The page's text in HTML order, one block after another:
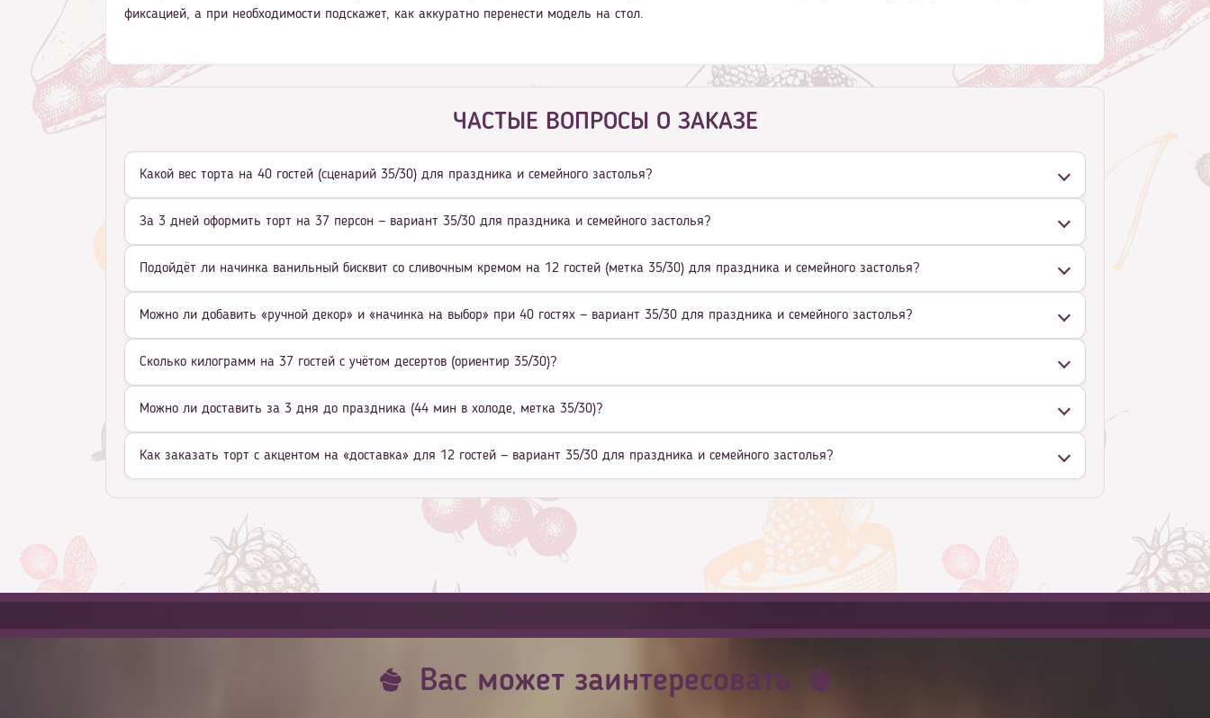
фиксацией, а при необходимости подскажет, как аккуратно перенести модель на стол.
ЧАСТЫЕ ВОПРОСЫ О ЗАКАЗЕ
Какой вес торта на 40 гостей (сценарий 35/30) для праздника и семейного застолья?
За 3 дней оформить торт на 37 персон — вариант 35/30 для праздника и семейного застолья?
Подойдёт ли начинка ванильный бисквит со сливочным кремом на 12 гостей (метка 35/30) для праздника и семейного застолья?
Можно ли добавить «ручной декор» и «начинка на выбор» при 40 гостях — вариант 35/30 для праздника и семейного застолья?
Сколько килограмм на 37 гостей с учётом десертов (ориентир 35/30)?
Можно ли доставить за 3 дня до праздника (44 мин в холоде, метка 35/30)?
Как заказать торт с акцентом на «доставка» для 12 гостей — вариант 35/30 для праздника и семейного застолья?
Вас может заинтересовать